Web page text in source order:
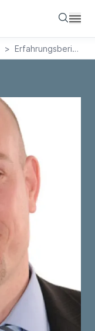
> Erfahrungsbericht: Florian Steidl